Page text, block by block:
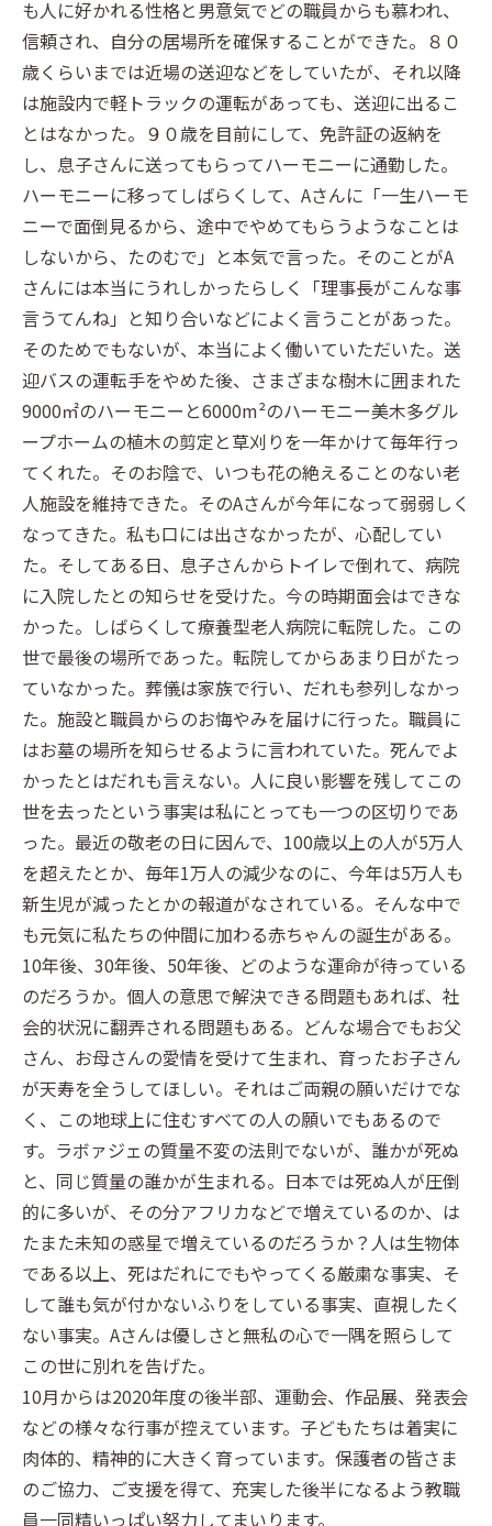
も人に好かれる性格と男意気でどの職員からも慕われ、
信頼され、自分の居場所を確保することができた。８０
歳くらいまでは近場の送迎などをしていたが、それ以降
は施設内で軽トラックの運転があっても、送迎に出るこ
とはなかった。９０歳を目前にして、免許証の返納を
し、息子さんに送ってもらってハーモニーに通勤した。
ハーモニーに移ってしばらくして、Aさんに「一生ハーモ
ニーで面倒見るから、途中でやめてもらうようなことは
しないから、たのむで」と本気で言った。そのことがA
さんには本当にうれしかったらしく「理事長がこんな事
言うてんね」と知り合いなどによく言うことがあった。
そのためでもないが、本当によく働いていただいた。送
迎バスの運転手をやめた後、さまざまな樹木に囲まれた
9000㎡のハーモニーと6000m²のハーモニー美木多グル
ープホームの植木の剪定と草刈りを一年かけて毎年行っ
てくれた。そのお陰で、いつも花の絶えることのない老
人施設を維持できた。そのAさんが今年になって弱弱しく
なってきた。私も口には出さなかったが、心配してい
た。そしてある日、息子さんからトイレで倒れて、病院
に入院したとの知らせを受けた。今の時期面会はできな
かった。しばらくして療養型老人病院に転院した。この
世で最後の場所であった。転院してからあまり日がたっ
ていなかった。葬儀は家族で行い、だれも参列しなかっ
た。施設と職員からのお悔やみを届けに行った。職員に
はお墓の場所を知らせるように言われていた。死んでよ
かったとはだれも言えない。人に良い影響を残してこの
世を去ったという事実は私にとっても一つの区切りであ
った。最近の敬老の日に因んで、100歳以上の人が5万人
を超えたとか、毎年1万人の減少なのに、今年は5万人も
新生児が減ったとかの報道がなされている。そんな中で
も元気に私たちの仲間に加わる赤ちゃんの誕生がある。
10年後、30年後、50年後、どのような運命が待っている
のだろうか。個人の意思で解決できる問題もあれば、社
会的状況に翻弄される問題もある。どんな場合でもお父
さん、お母さんの愛情を受けて生まれ、育ったお子さん
が天寿を全うしてほしい。それはご両親の願いだけでな
く、この地球上に住むすべての人の願いでもあるので
す。ラボァジェの質量不変の法則でないが、誰かが死ぬ
と、同じ質量の誰かが生まれる。日本では死ぬ人が圧倒
的に多いが、その分アフリカなどで増えているのか、は
たまた未知の惑星で増えているのだろうか？人は生物体
である以上、死はだれにでもやってくる厳粛な事実、そ
して誰も気が付かないふりをしている事実、直視したく
ない事実。Aさんは優しさと無私の心で一隅を照らして
この世に別れを告げた。
10月からは2020年度の後半部、運動会、作品展、発表会
などの様々な行事が控えています。子どもたちは着実に
肉体的、精神的に大きく育っています。保護者の皆さま
のご協力、ご支援を得て、充実した後半になるよう教職
員一同精いっぱい努力してまいります。